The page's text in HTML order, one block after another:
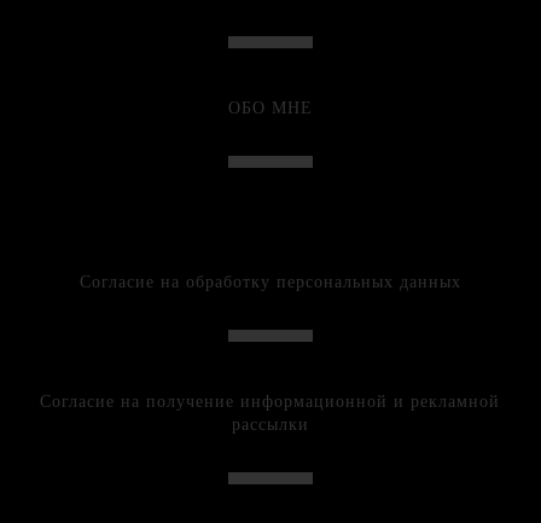
ОБО МНЕ
Согласие на обработку персональных данных
Согласие на получение информационной и рекламной
рассылки